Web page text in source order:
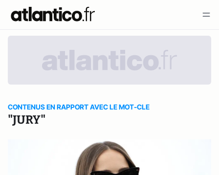
CONTENUS EN RAPPORT AVEC LE MOT-CLE
"JURY"